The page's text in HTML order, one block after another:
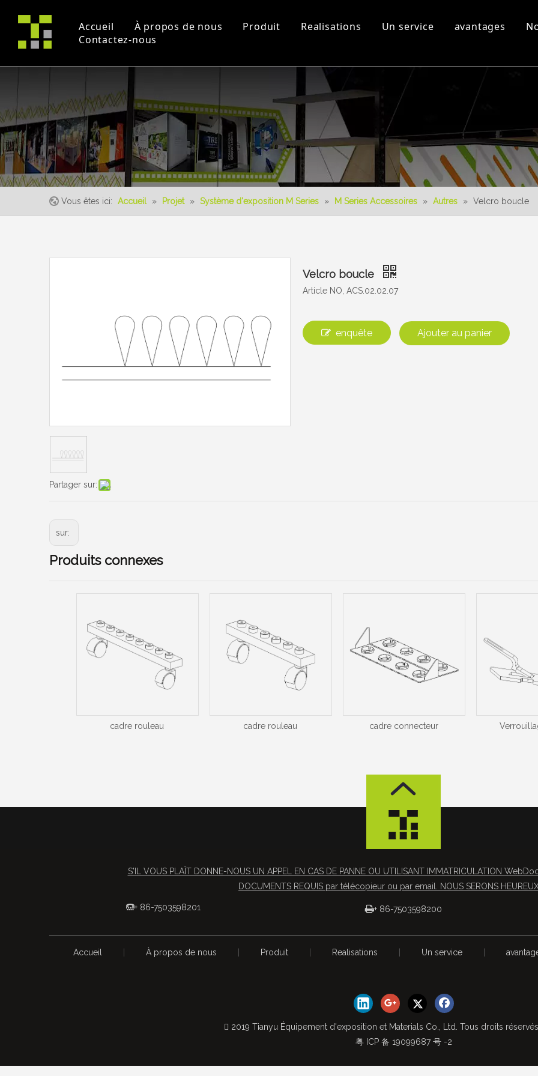
Accueil À propos de nous
Equipement d'atelier et
Produit
Vidéos 3D
Realisations Un service avantages
Nouveau produit
Contactez-nous
Vous êtes ici: Accueil » Projet » Système d'exposition M Series » M Series Accessoires » Autres » Velcro boucle
Partager sur:
Velcro boucle
Article NO, ACS.02.02.07
enquête Ajouter au panier
sur:
Produits connexes
cadre rouleau cadre rouleau cadre connecteur
S'IL VOUS PLAÎT DONNE-NOUS UN APPEL EN CAS DE PANNE OU UTILISANT IMMATRICULATION
DOCUMENTS REQUIS par télécopieur ou par email. NOUS SERONS
+ 86-7503598201 + 86-7503598200
Accueil À propos de nous Produit Realisations Un service
 2019 Tianyu Équipement d'exposition et Materials Co., Ltd. Tous droits réservés
粤 ICP 备 19099687 号 -2